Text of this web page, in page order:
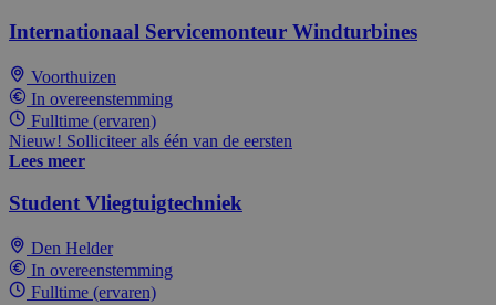
Internationaal Servicemonteur Windturbines
Voorthuizen
In overeenstemming
Fulltime (ervaren)
Nieuw! Solliciteer als één van de eersten
Lees meer
Student Vliegtuigtechniek
Den Helder
In overeenstemming
Fulltime (ervaren)